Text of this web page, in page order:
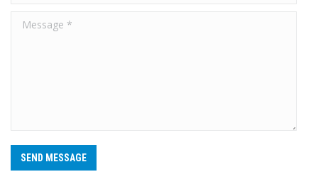
Message *
SEND MESSAGE